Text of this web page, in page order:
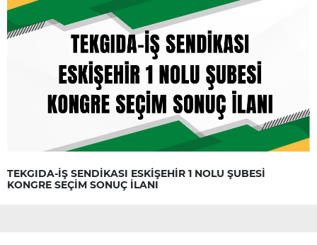
TEKGIDA-İŞ SENDİKASI ESKİŞEHİR 1 NOLU ŞUBESİ
KONGRE SEÇİM SONUÇ İLANI